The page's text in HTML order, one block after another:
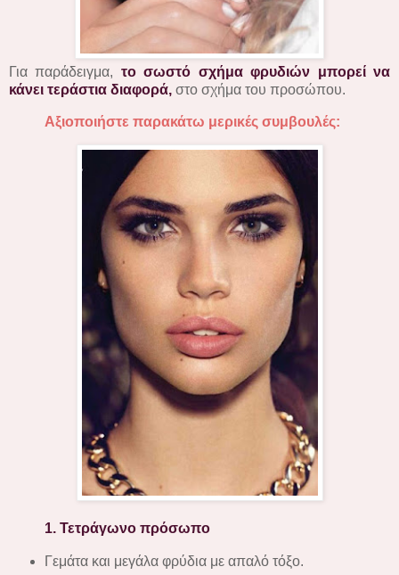
Για παράδειγμα, το σωστό σχήμα φρυδιών μπορεί να
κάνει τεράστια διαφορά, στο σχήμα του προσώπου.
Αξιοποιήστε παρακάτω μερικές συμβουλές:
1. Τετράγωνο πρόσωπο
Γεμάτα και μεγάλα φρύδια με απαλό τόξο.